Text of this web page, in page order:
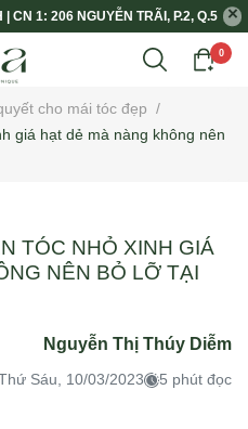
CN 1: 206 NGUYỄN TRÃI, P.2, Q.5
0
cho mái tóc đẹp /
giá hạt dẻ mà nàng không nên
TÓC NHỎ XINH GIÁ
NÊN BỎ LỠ TẠI
Nguyễn Thị Thúy Diễm
Sáu, 10/03/2023 5 phút đọc